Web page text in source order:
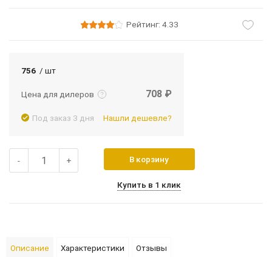
Рейтинг: 4.33
756 / шт
Цена для дилеров
Подробнее
708 ₽
Под заказ 3 дня Нашли дешевле?
- + В корзину
Купить в 1 клик
Описание Характеристики Отзывы